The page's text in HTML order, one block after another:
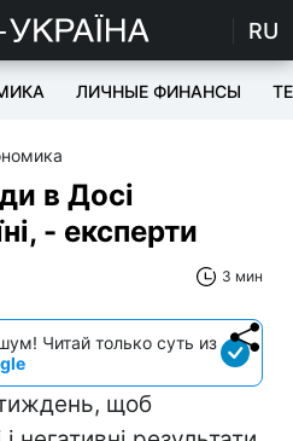
RU
ЛИЧНЫЕ ФИНАНСЫ
в Досі
- експерти
3 мин
Читай только суть из
щоб